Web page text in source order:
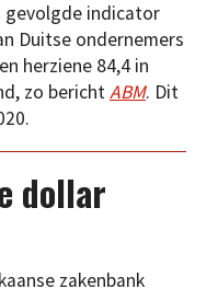
gevolgde indicator
Duitse ondernemers
herziene 84,4 in
zo berichtABM. Dit
dollar
zakenbank